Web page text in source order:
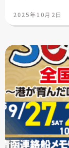
投
日:
2025年10月2日